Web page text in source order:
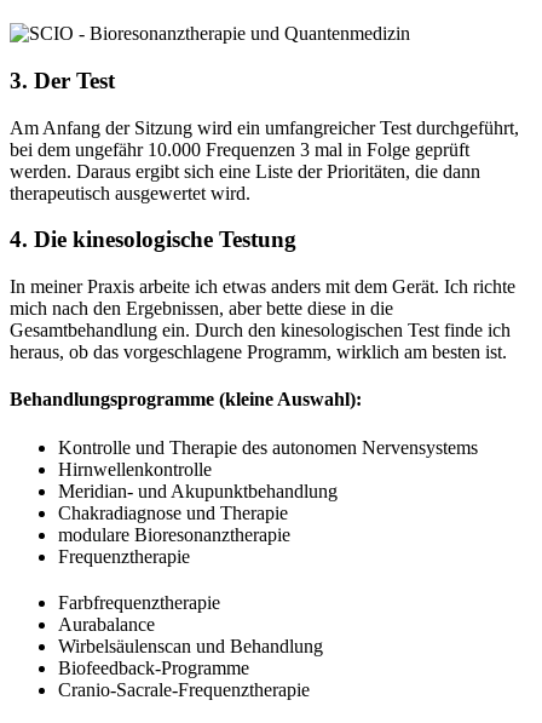
3. Der Test
Am Anfang der Sitzung wird ein umfangreicher Test durchgeführt,
bei dem ungefähr 10.000 Frequenzen 3 mal in Folge geprüft
werden. Daraus ergibt sich eine Liste der Prioritäten, die dann
therapeutisch ausgewertet wird.
4. Die kinesologische Testung
In meiner Praxis arbeite ich etwas anders mit dem Gerät. Ich richte
mich nach den Ergebnissen, aber bette diese in die
Gesamtbehandlung ein. Durch den kinesologischen Test finde ich
heraus, ob das vorgeschlagene Programm, wirklich am besten ist.
Behandlungsprogramme (kleine Auswahl):
Kontrolle und Therapie des autonomen Nervensystems
Hirnwellenkontrolle
Meridian- und Akupunktbehandlung
Chakradiagnose und Therapie
modulare Bioresonanztherapie
Frequenztherapie
Farbfrequenztherapie
Aurabalance
Wirbelsäulenscan und Behandlung
Biofeedback-Programme
Cranio-Sacrale-Frequenztherapie